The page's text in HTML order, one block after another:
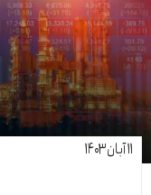
۱۱ آبان ۱۴۰۳